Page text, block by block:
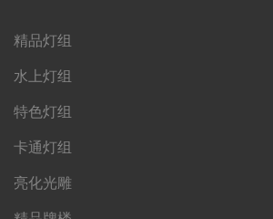
精品灯组
水上灯组
特色灯组
卡通灯组
亮化光雕